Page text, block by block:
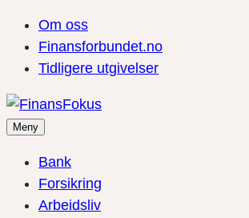
Om oss
Finansforbundet.no
Tidligere utgivelser
Meny
Bank
Forsikring
Arbeidsliv